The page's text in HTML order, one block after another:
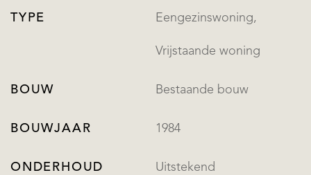
TYPE Eengezinswoning,
Vrijstaande woning
BOUW Bestaande bouw
BOUWJAAR 1984
ONDERHOUD Uitstekend